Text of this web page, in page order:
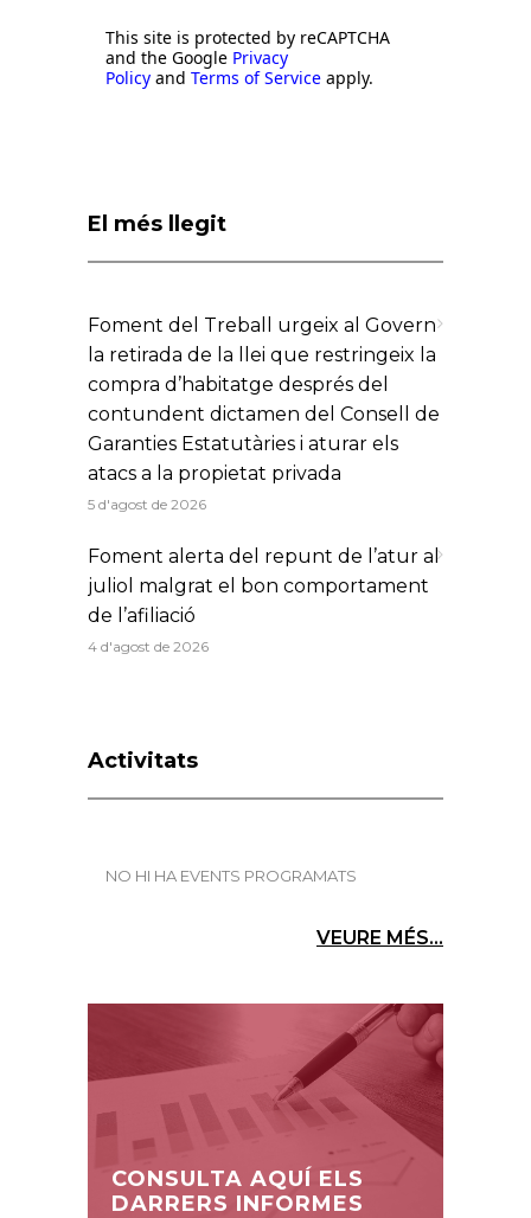
This site is protected by reCAPTCHA
and the Google Privacy
Policy and Terms of Service apply.
El més llegit
Foment del Treball urgeix al Govern
la retirada de la llei que restringeix la
compra d’habitatge després del
contundent dictamen del Consell de
Garanties Estatutàries i aturar els
atacs a la propietat privada
5 d'agost de 2026
Foment alerta del repunt de l’atur al
juliol malgrat el bon comportament
de l’afiliació
4 d'agost de 2026
Activitats
NO HI HA EVENTS PROGRAMATS
VEURE MÉS...
CONSULTA AQUÍ ELS
DARRERS INFORMES